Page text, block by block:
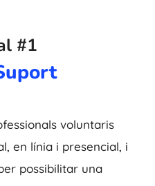
#1
voluntaris
en línia i presencial, i
possibilitar una